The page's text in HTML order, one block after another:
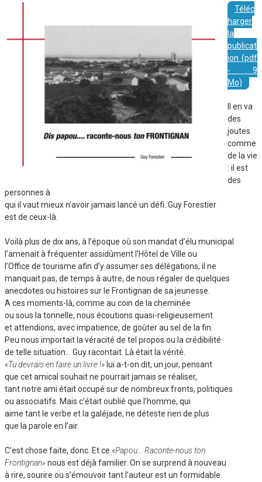
Téléc
harger
la
publicat
ion (pdf
- 9
Mo)
Il en va
des
joutes
comme
de la vie
: il est
des
personnes à
qui il vaut mieux n’avoir jamais lancé un défi. Guy Forestier
est de ceux-là.
Voilà plus de dix ans, à l’époque où son mandat d’élu municipal
l’amenait à fréquenter assidûment l’Hôtel de Ville ou
l’Office de tourisme afin d’y assumer ses délégations, il ne
manquait pas, de temps à autre, de nous régaler de quelques
anecdotes ou histoires sur le Frontignan de sa jeunesse.
A ces moments-là, comme au coin de la cheminée
ou sous la tonnelle, nous écoutions quasi-religieusement
et attendions, avec impatience, de goûter au sel de la fin.
Peu nous importait la véracité de tel propos ou la crédibilité
de telle situation… Guy racontait. Là était la vérité.
«Tu devrais en faire un livre !» lui a-t-on dit, un jour, pensant
que cet amical souhait ne pourrait jamais se réaliser,
tant notre ami était occupé sur de nombreux fronts, politiques
ou associatifs. Mais c’était oublié que l’homme, qui
aime tant le verbe et la galéjade, ne déteste rien de plus
que la parole en l’air.
C’est chose faite, donc. Et ce «Papou… Raconte-nous ton
Frontignan»nous est déjà familier. On se surprend à nouveau
à rire, sourire ou s’émouvoir tant l’auteur est un formidable